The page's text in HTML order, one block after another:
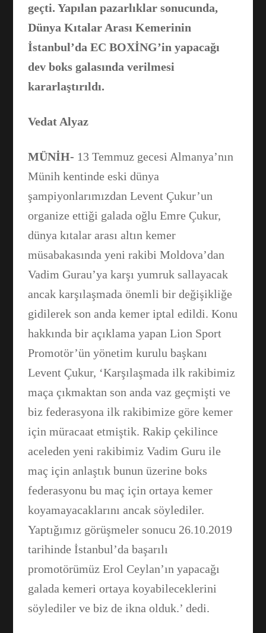
geçti. Yapılan pazarlıklar sonucunda,
Dünya Kıtalar Arası Kemerinin
İstanbul’da EC BOXİNG’in yapacağı
dev boks galasında verilmesi
kararlaştırıldı.
Vedat Alyaz
MÜNİH- 13 Temmuz gecesi Almanya’nın
Münih kentinde eski dünya
şampiyonlarımızdan Levent Çukur’un
organize ettiği galada oğlu Emre Çukur,
dünya kıtalar arası altın kemer
müsabakasında yeni rakibi Moldova’dan
Vadim Gurau’ya karşı yumruk sallayacak
ancak karşılaşmada önemli bir değişikliğe
gidilerek son anda kemer iptal edildi. Konu
hakkında bir açıklama yapan Lion Sport
Promotör’ün yönetim kurulu başkanı
Levent Çukur, ‘Karşılaşmada ilk rakibimiz
maça çıkmaktan son anda vaz geçmişti ve
biz federasyona ilk rakibimize göre kemer
için müracaat etmiştik. Rakip çekilince
aceleden yeni rakibimiz Vadim Guru ile
maç için anlaştık bunun üzerine boks
federasyonu bu maç için ortaya kemer
koyamayacaklarını ancak söylediler.
Yaptığımız görüşmeler sonucu 26.10.2019
tarihinde İstanbul’da başarılı
promotörümüz Erol Ceylan’ın yapacağı
galada kemeri ortaya koyabileceklerini
söylediler ve biz de ikna olduk.’ dedi.